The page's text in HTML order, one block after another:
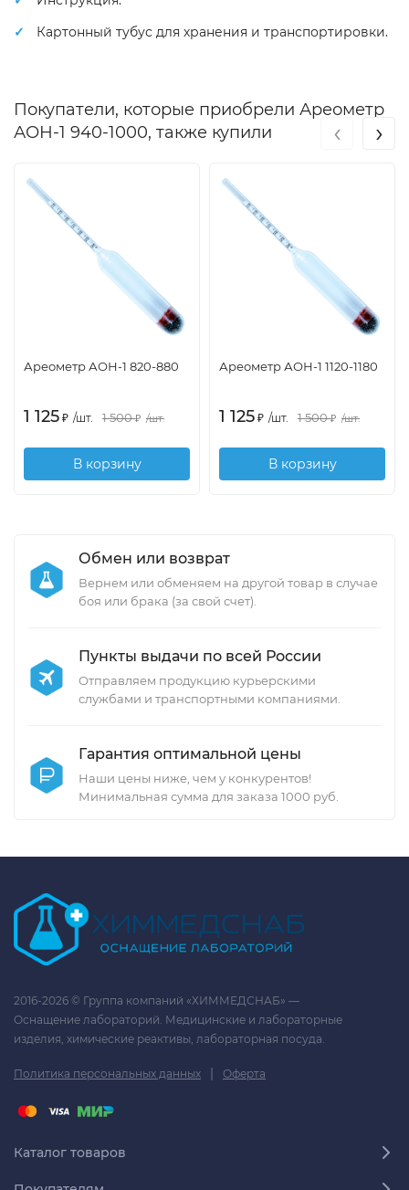
Картонный тубус для хранения и транспортировки.
Покупатели, которые приобрели Ареометр
АОН-1 940-1000, также купили
Ареометр АОН-1 820-880
1 125 ₽ /шт. 1 500 ₽ /шт.
В корзину
Ареометр АОН-1 1120-1180
1 125 ₽ /шт. 1 500 ₽ /шт.
В корзину
‹ ›
Обмен или возврат
Вернем или обменяем на другой товар в случае
боя или брака (за свой счет).
Пункты выдачи по всей России
Отправляем продукцию курьерскими
службами и транспортными компаниями.
Гарантия оптимальной цены
Наши цены ниже, чем у конкурентов!
Минимальная сумма для заказа 1000 руб.
2016-2026 © Группа компаний «ХИММЕДСНАБ» —
Оснащение лабораторий. Медицинские и лабораторные
изделия, химические реактивы, лабораторная посуда.
Политика персональных данных | Оферта
Каталог товаров